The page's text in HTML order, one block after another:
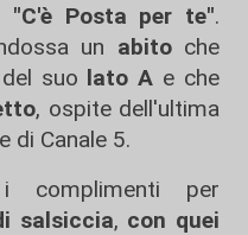
"C'è Posta per te".
un abito che
suo lato A e che
, ospite dell'ultima
di Canale 5.
complimenti per
salsiccia, con quei